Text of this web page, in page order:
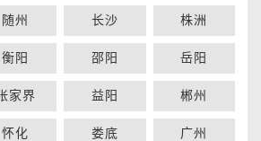
随州 长沙 株洲
衡阳 邵阳 岳阳
家界 益阳 郴州
怀化 娄底 广州